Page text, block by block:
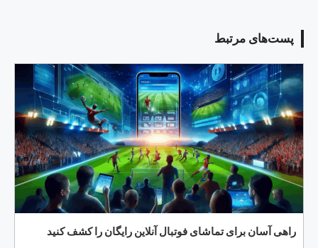
پست‌های مرتبط
راهی آسان برای تماشای فوتبال آنلاین رایگان را کشف کنید